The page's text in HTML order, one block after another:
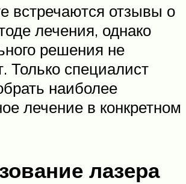
встречаются отзывы о
лечения, однако
решения не
Только специалист
наиболее
лечение в конкретном
лазера